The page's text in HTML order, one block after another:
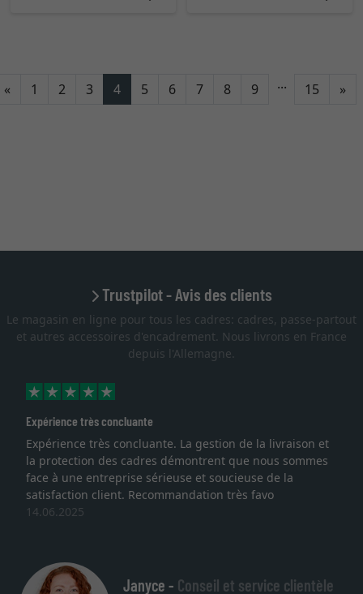
« Retour
1 2 3 4 5 6 7 8 9 ... 15 »
Trustpilot - Avis des clients
Le magasin en ligne pour tous les cadres: cadres, passe-partout
et autres accessoires d'encadrement. Nous livrons en France
depuis l'Allemagne.
très concluante
très concluante. La gestion de la livraison et
des cadres démontrent que nous sommes
à une entreprise sérieuse et soucieuse de la
client. Recommandation très favo